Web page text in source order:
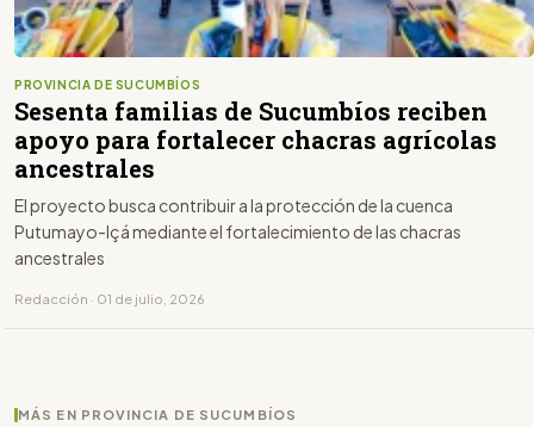
PROVINCIA DE SUCUMBÍOS
Sesenta familias de Sucumbíos reciben
apoyo para fortalecer chacras agrícolas
ancestrales
El proyecto busca contribuir a la protección de la cuenca
Putumayo-Içá mediante el fortalecimiento de las chacras
ancestrales
Redacción · 01 de julio, 2026
MÁS EN PROVINCIA DE SUCUMBÍOS